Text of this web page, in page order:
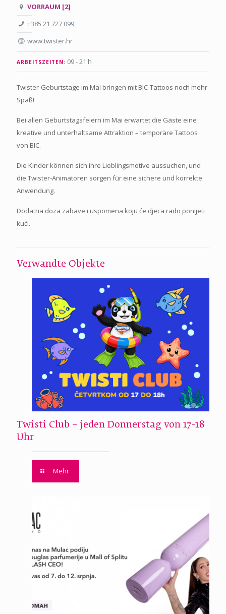
VORRAUM [2]
+385 21 727 099
www.twister.hr
ARBEITSZEITEN: 09 - 21 h
Twister-Geburtstage im Mai bringen mit BIC-Tattoos noch mehr
Spaß!
Bei allen Geburtstagsfeiern im Mai erwartet die Gäste eine
kreative und unterhaltsame Attraktion – temporäre Tattoos
von BIC.
Die Kinder können sich ihre Lieblingsmotive aussuchen, und
die Twister-Animatoren sorgen für eine sichere und korrekte
Anwendung.
Dodatna doza zabave i uspomena koju će djeca rado ponijeti
kući.
Verwandte Objekte
Twisti Club – jeden Donnerstag von 17-18
Uhr
Mehr